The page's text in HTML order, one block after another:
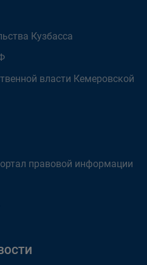
Кузбасса
власти Кемеровской
правовой информации